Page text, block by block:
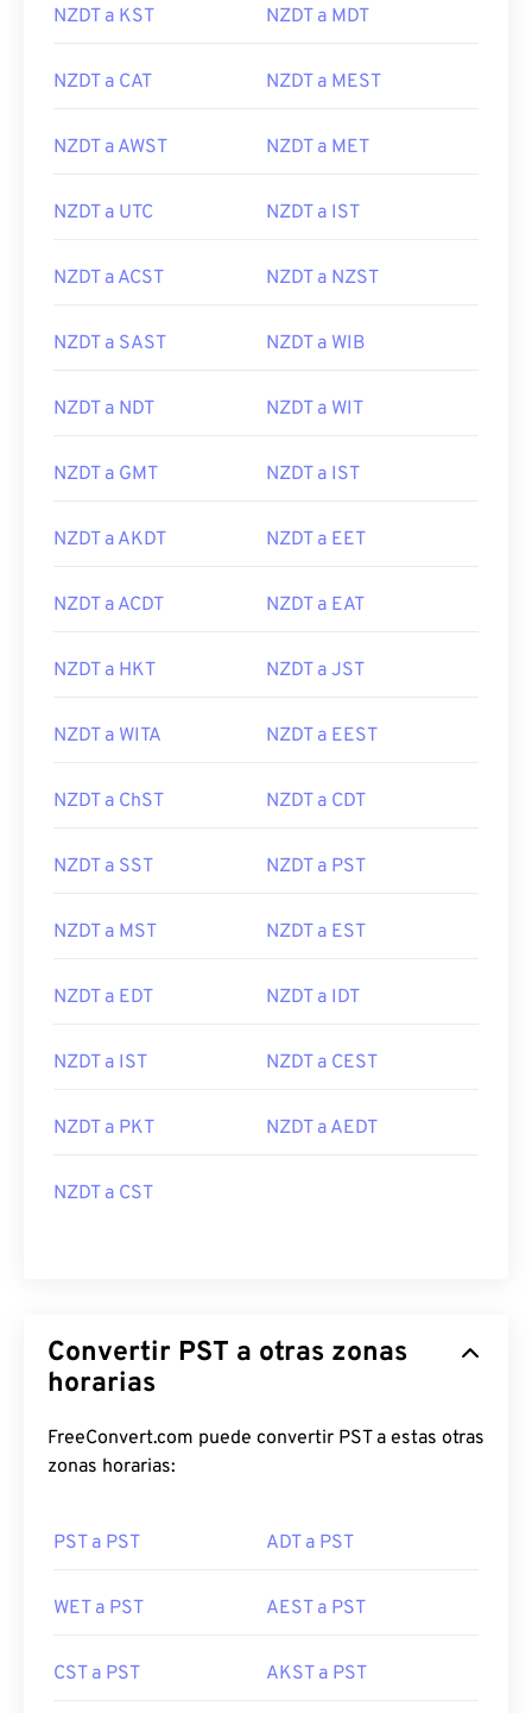
NZDT a KST NZDT a MDT
NZDT a CAT NZDT a MEST
NZDT a AWST NZDT a MET
NZDT a UTC NZDT a IST
NZDT a ACST NZDT a NZST
NZDT a SAST NZDT a WIB
NZDT a NDT NZDT a WIT
NZDT a GMT NZDT a IST
NZDT a AKDT NZDT a EET
NZDT a ACDT NZDT a EAT
NZDT a HKT NZDT a JST
NZDT a WITA NZDT a EEST
NZDT a ChST NZDT a CDT
NZDT a SST NZDT a PST
NZDT a MST NZDT a EST
NZDT a EDT NZDT a IDT
NZDT a IST NZDT a CEST
NZDT a PKT NZDT a AEDT
NZDT a CST
Convertir PST a otras zonas
horarias
FreeConvert.com puede convertir PST a estas otras
zonas horarias:
PST a PST ADT a PST
WET a PST AEST a PST
CST a PST AKST a PST